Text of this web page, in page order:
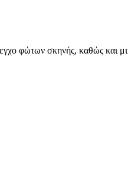
φώτων σκηνής, καθώς και